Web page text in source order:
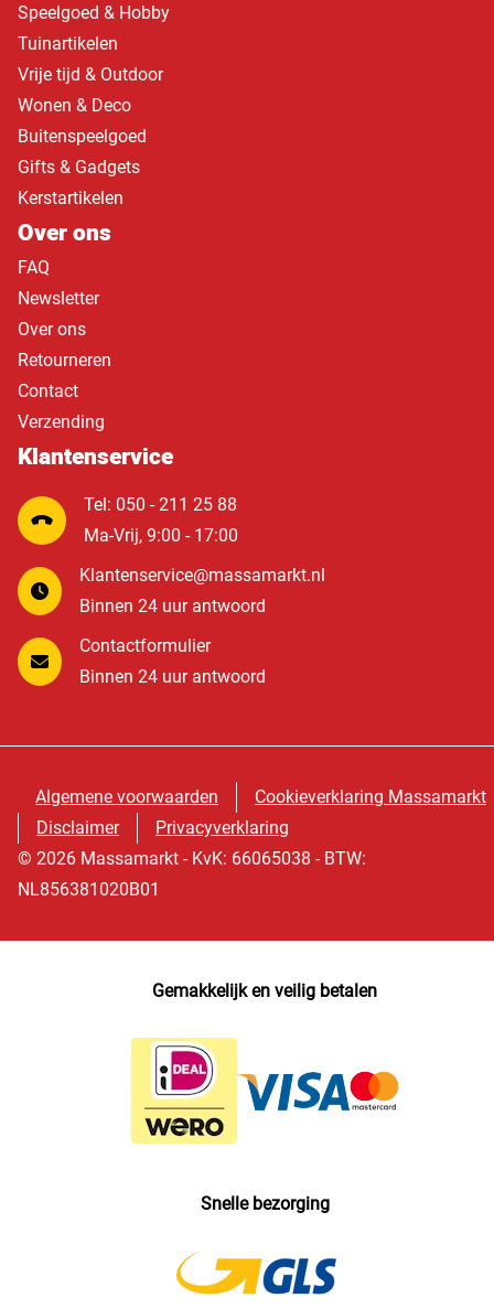
Speelgoed & Hobby
Tuinartikelen
Vrije tijd & Outdoor
Wonen & Deco
Buitenspeelgoed
Gifts & Gadgets
Kerstartikelen
Over ons
FAQ
Newsletter
Over ons
Retourneren
Contact
Verzending
Klantenservice
Tel: 050 - 211 25 88
Ma-Vrij, 9:00 - 17:00
Klantenservice@massamarkt.nl
Binnen 24 uur antwoord
Contactformulier
Binnen 24 uur antwoord
Algemene voorwaarden
Cookieverklaring Massamarkt
Disclaimer
Privacyverklaring
© 2026 Massamarkt - KvK: 66065038 - BTW:
NL856381020B01
Gemakkelijk en veilig betalen
Snelle bezorging